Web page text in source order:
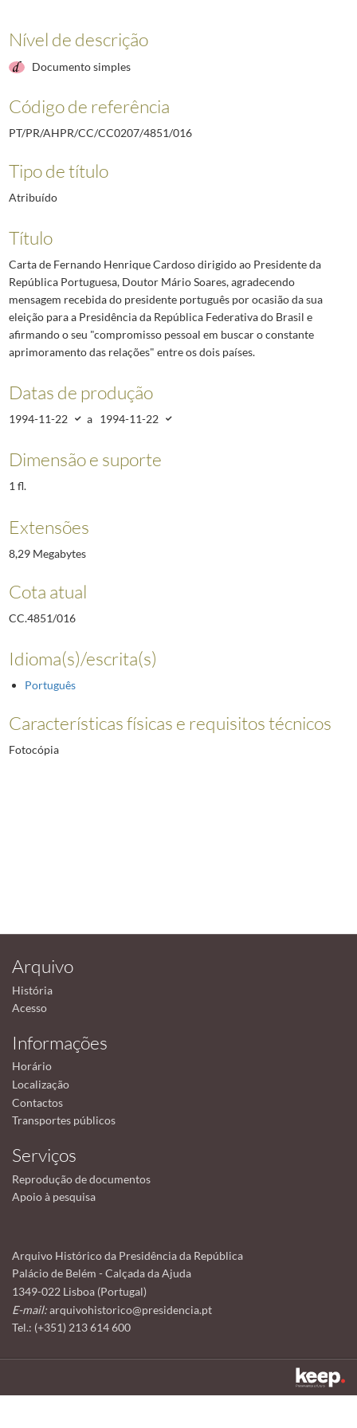
Nível de descrição
Documento simples
Código de referência
PT/PR/AHPR/CC/CC0207/4851/016
Tipo de título
Atribuído
Título
Carta de Fernando Henrique Cardoso dirigido ao Presidente da
República Portuguesa, Doutor Mário Soares, agradecendo
mensagem recebida do presidente português por ocasião da sua
eleição para a Presidência da República Federativa do Brasil e
afirmando o seu "compromisso pessoal em buscar o constante
aprimoramento das relações" entre os dois países.
Datas de produção
1994-11-22 a 1994-11-22
Dimensão e suporte
1 fl.
Extensões
8,29 Megabytes
Cota atual
CC.4851/016
Idioma(s)/escrita(s)
Português
Características físicas e requisitos técnicos
Fotocópia
Arquivo
História
Acesso
Informações
Horário
Localização
Contactos
Transportes públicos
Serviços
Reprodução de documentos
Apoio à pesquisa
Arquivo Histórico da Presidência da República
Palácio de Belém - Calçada da Ajuda
1349-022 Lisboa (Portugal)
E-mail:arquivohistorico@presidencia.pt
Tel.: (+351) 213 614 600